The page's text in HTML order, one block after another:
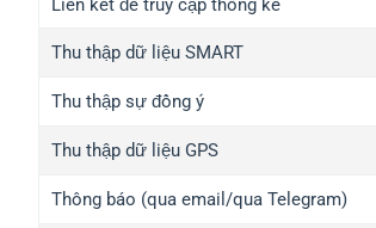
Liên kết để truy cập thống kê
Thu thập dữ liệu SMART
Thu thập sự đồng ý
Thu thập dữ liệu GPS
Thông báo (qua email/qua Telegram)